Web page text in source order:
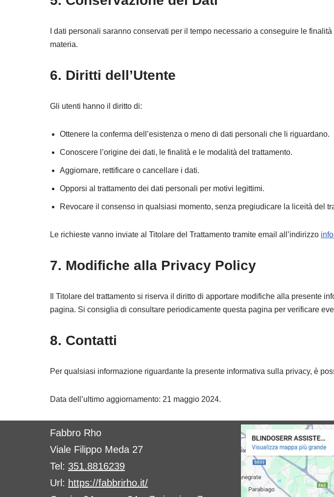
I dati personali saranno conservati per il tempo necessario a conseguire le
materia.
6. Diritti dell’Utente
Gli utenti hanno il diritto di:
Ottenere la conferma dell’esistenza o meno di dati personali che li riguardano.
Conoscere l’origine dei dati, le finalità e le modalità del trattamento.
Aggiornare, rettificare o cancellare i dati.
Opporsi al trattamento dei dati personali per motivi legittimi.
Revocare il consenso in qualsiasi momento, senza pregiudicare la liceità del
Le richieste vanno inviate al Titolare del Trattamento tramite email all’indirizzo
7. Modifiche alla Privacy Policy
Il Titolare del trattamento si riserva il diritto di apportare modifiche alla presente
pagina. Si consiglia di consultare periodicamente questa pagina per verificare
8. Contatti
Per qualsiasi informazione riguardante la presente informativa sulla privacy, è
Data dell’ultimo aggiornamento: 21 maggio 2024.
Fabbro Rho
Viale Filippo Meda 27
Tel: 351.8816239
Url: https://fabbrirho.it/